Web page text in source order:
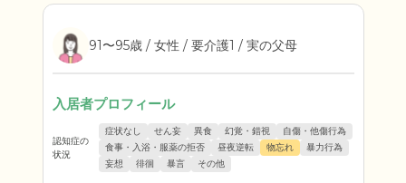
91〜95歳 / 女性 / 要介護1 / 実の父母
入居者プロフィール
認知症の
状況
症状なし せん妄 異食 幻覚・錯視
自傷・他傷行為
食事・入浴・服薬の拒否
昼夜逆転 物忘れ
暴力行為
妄想
徘徊 暴言 その他